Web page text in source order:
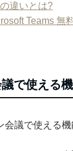
違いとは?
Teams 無
議で使える
議で使える機